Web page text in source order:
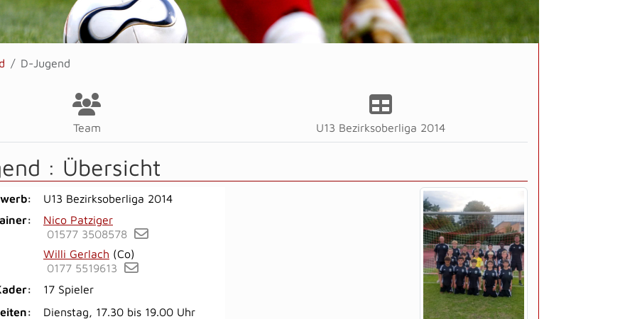
D-Jugend
Team U13 Bezirksoberliga 2014
: Übersicht
U13 Bezirksoberliga 2014
Nico Patziger
01577 3508578
Willi Gerlach (Co)
0177 5519613
17 Spieler
Dienstag, 17.30 bis 19.00 Uhr